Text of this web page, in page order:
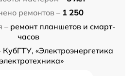
ремонтов – 1 250
– ремонт планшетов и смарт-
часов
КубГТУ, «Электроэнергетика